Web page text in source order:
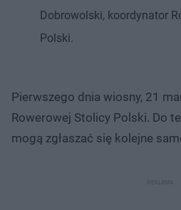
Dobrowolski, koordynator
Polski.
Pierwszego dnia wiosny, 21
Rowerowej Stolicy Polski. Do
mogą zgłaszać się kolejne